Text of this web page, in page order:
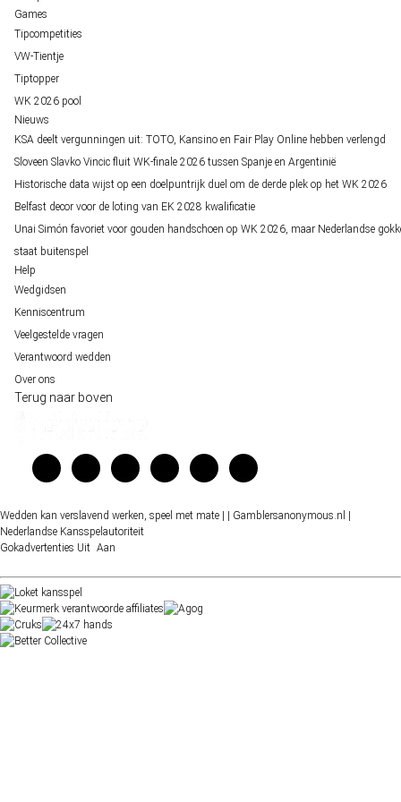
Games
Tipcompetities
VW-Tientje
Tiptopper
WK 2026 pool
Nieuws
KSA deelt vergunningen uit: TOTO, Kansino en Fair Play Online hebben verlengd
Sloveen Slavko Vincic fluit WK-finale 2026 tussen Spanje en Argentinië
Historische data wijst op een doelpuntrijk duel om de derde plek op het WK 2026
Belfast decor voor de loting van EK 2028 kwalificatie
Unai Simón favoriet voor gouden handschoen op WK 2026, maar Nederlandse
staat buitenspel
Help
Wedgidsen
Kenniscentrum
Veelgestelde vragen
Verantwoord wedden
Over ons
Terug naar boven
Wedden kan verslavend werken, speel met mate | | Gamblersanonymous.nl
Nederlandse Kansspelautoriteit
Gokadvertenties Uit Aan